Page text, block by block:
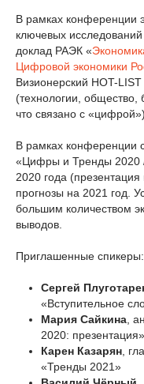
В рамках конференции
ключевых
доклад РАЭК «
Цифровой экономики
Визионерский HOT-
(технологии, общество,
что связано с «цифрой»).
В рамках конференции
«Цифры и Тренды 2020 /
2020 года
прогнозы на 2021 год.
большим количеством
выводов.
Приглашенные спикеры:
Сергей
«Вступительное
Мария Сайкина ,
2020: презентация»
Карен Казарян ,
«Тренды 2021»